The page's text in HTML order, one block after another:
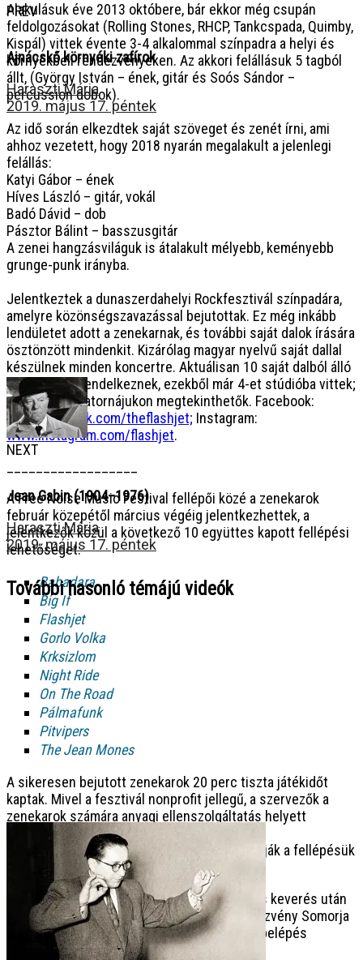
Alakulásuk éve 2013 októbere, bár ekkor még csupán
feldolgozásokat (Rolling Stones, RHCP, Tankcspada, Quimby,
Kispál) vittek évente 3-4 alkalommal színpadra a helyi és
környékbeli rendezvényeken. Az akkori felállásuk 5 tagból
állt, (György István – ének, gitár és Soós Sándor –
percussion dobok).
Az idő során elkezdtek saját szöveget és zenét írni, ami
ahhoz vezetett, hogy 2018 nyarán megalakult a jelenlegi
felállás:
Katyi Gábor – ének
Híves László – gitár, vokál
Badó Dávid – dob
Pásztor Bálint – basszusgitár
A zenei hangzásviláguk is átalakult mélyebb, keményebb
grunge-punk irányba.
Jelentkeztek a dunaszerdahelyi Rockfesztivál színpadára,
amelyre közönségszavazással bejutottak. Ez még inkább
lendületet adott a zenekarnak, és további saját dalok írására
ösztönzött mindenkit. Kizárólag magyar nyelvű saját dallal
készülnek minden koncertre. Aktuálisan 10 saját dalból álló
repertoárral rendelkeznek, ezekből már 4-et stúdióba vittek;
a YouTube csatornájukon megtekinthetők. Facebook:
www.facebook.com/theflashjet; Instagram:
www.instagram.com/flashjet.
__________________
A Free Noise Music Festival fellépői közé a zenekarok
február közepétől március végéig jelentkezhettek, a
jelentkezők közül a következő 10 együttes kapott fellépési
lehetőséget:
Babadara
Big If
Flashjet
Gorlo Volka
Krksizlom
Night Ride
On The Road
Pálmafunk
Pitvipers
The Jean Mones
A sikeresen bejutott zenekarok 20 perc tiszta játékidőt
kaptak. Mivel a fesztivál nonprofit jellegű, a szervezők a
zenekarok számára anyagi ellenszolgáltatás helyett
elvállalták, hogy
minden fellépő számára ingyenesen biztosítják a fellépésük
hang- és videóanyag-rögzítését.
Ezeket a felvételeket a szervezők a vágás és keverés után
minden zenekar számára eljuttatják. A rendezvény Somorja
város anyagi támogatásával valósult meg, a belépés
ingyenes volt.
PREV
Ajnácskő környéki zafírok
Haraszti Mária
2019. május 17. péntek
NEXT
Jean Gabin (1904–1976)
Haraszti Mária
2019. május 17. péntek
További hasonló témájú videók